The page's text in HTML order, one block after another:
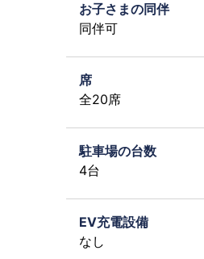
お子さまの同伴
同伴可
席
全20席
駐車場の台数
4台
EV充電設備
なし